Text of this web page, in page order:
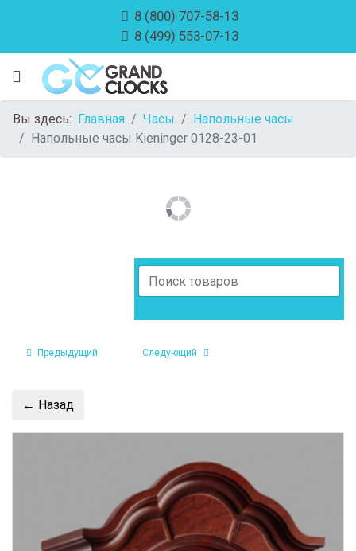
8 (800) 707-58-13
8 (499) 553-07-13
Вы здесь: Главная Часы
Напольные часы
Напольные часы Kieninger 0128-23-01
Предыдущий Следующий